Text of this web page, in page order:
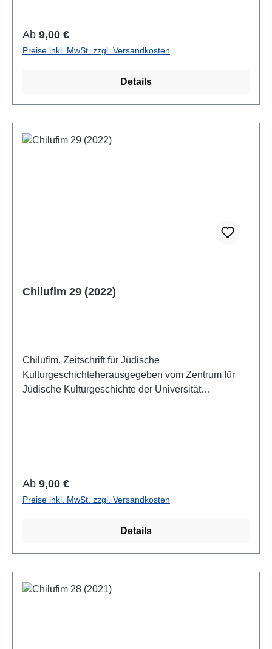
Regulärer Preis:
Ab 9,00 €
Preise inkl. MwSt. zzgl. Versandkosten
Details
Chilufim 29 (2022)
Chilufim. Zeitschrift für Jüdische
Kulturgeschichteherausgegeben vom Zentrum für
Jüdische Kulturgeschichte der Universität
Regulärer Preis:
Ab 9,00 €
Preise inkl. MwSt. zzgl. Versandkosten
Details